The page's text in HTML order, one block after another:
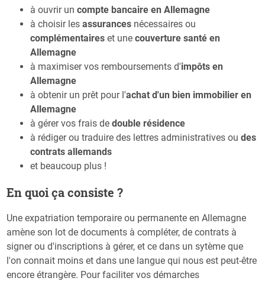
à ouvrir uncompte bancaire en Allemagne
à choisir lesassurances nécessaires ou
complémentaires et unecouverture santé en
Allemagne
à maximiser vos remboursements d'impôts en
Allemagne
à obtenir un prêt pour l'achat d'un bien immobilier en
Allemagne
à gérer vos frais dedouble résidence
à rédiger ou traduire des lettres administratives oudes
contrats allemands
et beaucoup plus !
En quoi ça consiste ?
Une expatriation temporaire ou permanente en Allemagne
amène son lot de documents à compléter, de contrats à
signer ou d'inscriptions à gérer, et ce dans un sytème que
l'on connait moins et dans une langue qui nous est peut-être
encore étrangère. Pour faciliter vos démarches